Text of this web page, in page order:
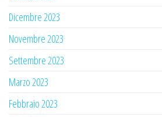
Dicembre 2023
Novembre 2023
Settembre 2023
Marzo 2023
Febbraio 2023